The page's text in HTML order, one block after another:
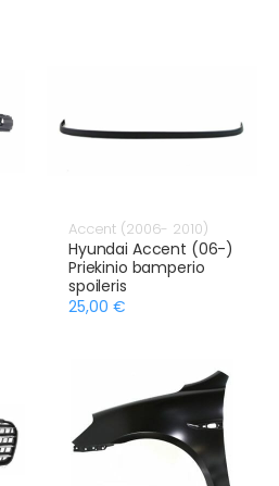
Accent (2006- 2010)
Hyundai Accent (06-)
Priekinio bamperio
spoileris
25,00 €